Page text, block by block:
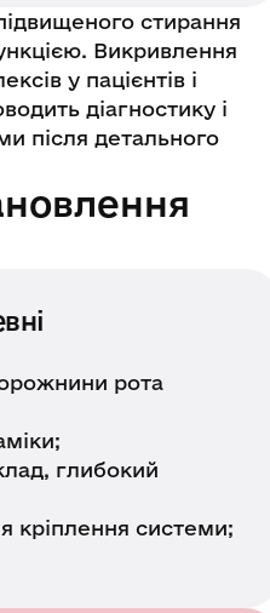
стирання
Викривлення
у пацієнтів і
діагностику і
після детального
рота
глибокий
кріплення системи;